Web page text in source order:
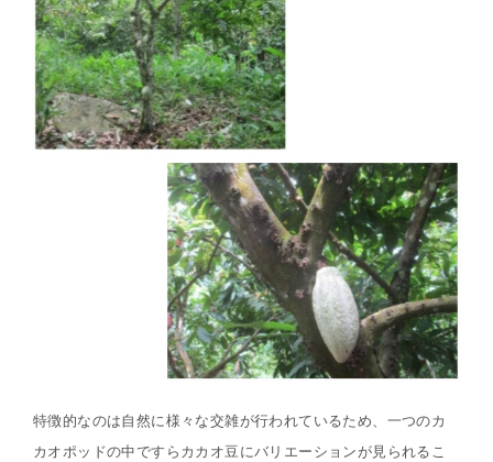
特徴的なのは自然に様々な交雑が行われているため、一つのカ
カオポッドの中ですらカカオ豆にバリエーションが見られるこ